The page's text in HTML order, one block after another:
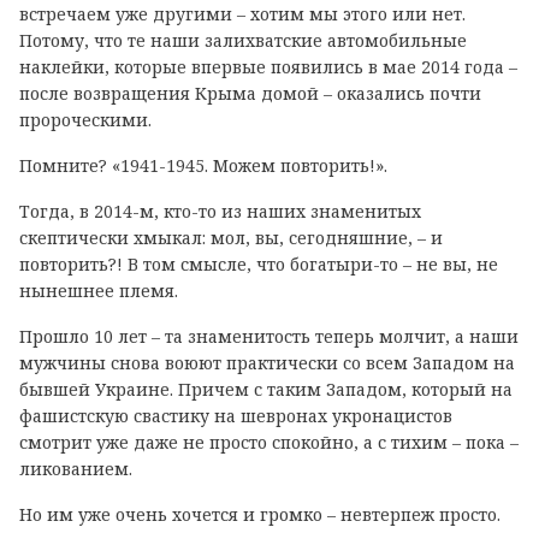
встречаем уже другими – хотим мы этого или нет.
Потому, что те наши залихватские автомобильные
наклейки, которые впервые появились в мае 2014 года –
после возвращения Крыма домой – оказались почти
пророческими.
Помните? «1941-1945. Можем повторить!».
Тогда, в 2014-м, кто-то из наших знаменитых
скептически хмыкал: мол, вы, сегодняшние, – и
повторить?! В том смысле, что богатыри-то – не вы, не
нынешнее племя.
Прошло 10 лет – та знаменитость теперь молчит, а наши
мужчины снова воюют практически со всем Западом на
бывшей Украине. Причем с таким Западом, который на
фашистскую свастику на шевронах укронацистов
смотрит уже даже не просто спокойно, а с тихим – пока –
ликованием.
Но им уже очень хочется и громко – невтерпеж просто.